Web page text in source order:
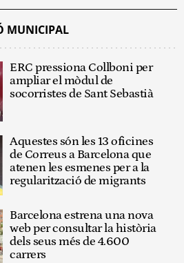
MUNICIPAL
ERC pressiona Collboni per
ampliar el mòdul de
socorristes de Sant Sebastià
Aquestes són les 13 oficines
de Correus a Barcelona que
atenen les esmenes per a la
regularització de migrants
Barcelona estrena una nova
web per consultar la història
dels seus més de 4.600
carrers